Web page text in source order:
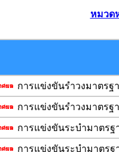
หมวด
การแข่งขันรำวงมาตรฐ
การแข่งขันรำวงมาตรฐ
การแข่งขันระบำมาตรฐ
การแข่งขันระบำมาตรฐ